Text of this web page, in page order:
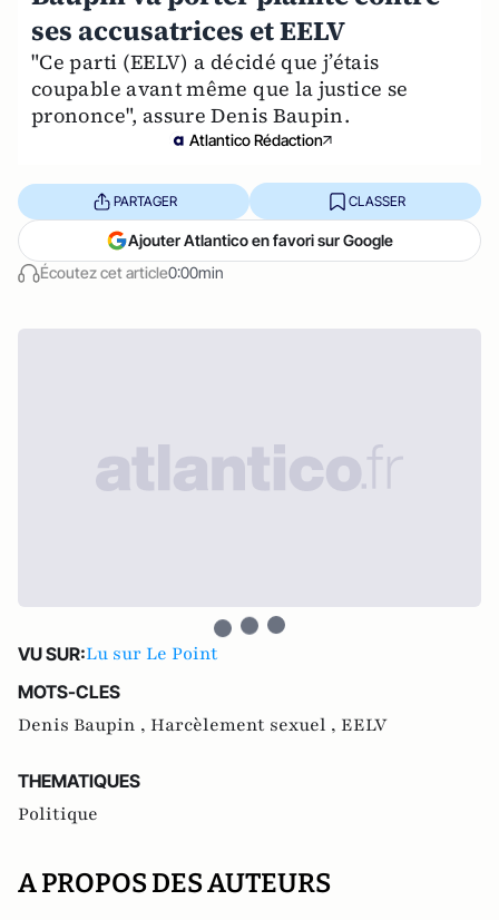
ses accusatrices et EELV
"Ce parti (EELV) a décidé que j’étais
coupable avant même que la justice se
prononce", assure Denis Baupin.
Atlantico Rédaction
Écoutez cet article0:00min
PARTAGER CLASSER
Ajouter Atlantico en favori sur Google
VU SUR:Lu sur Le Point
MOTS-CLES
Denis Baupin , Harcèlement sexuel , EELV
THEMATIQUES
Politique
A PROPOS DES AUTEURS